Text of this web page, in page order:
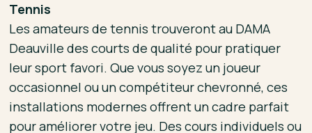
Tennis
Les amateurs de tennis trouveront au DAMA
Deauville des courts de qualité pour pratiquer
leur sport favori. Que vous soyez un joueur
occasionnel ou un compétiteur chevronné, ces
installations modernes offrent un cadre parfait
pour améliorer votre jeu. Des cours individuels ou